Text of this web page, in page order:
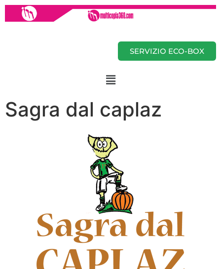
SERVIZIO ECO-BOX
Sagra dal caplaz